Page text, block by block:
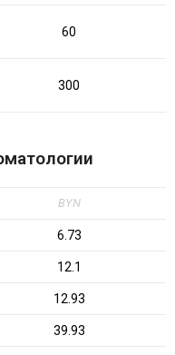
60
300
BYN
6.73
12.1
12.93
39.93